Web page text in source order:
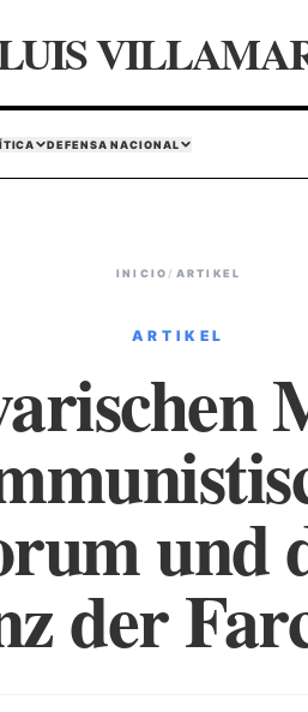
DEFENSA NACIONAL
INICIO / ARTIKEL
ARTIKEL
und
der